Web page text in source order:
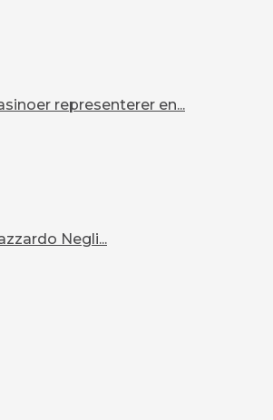
representerer en...
Negli...